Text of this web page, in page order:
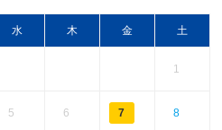
水 木 金 土
1
5 6 7 8